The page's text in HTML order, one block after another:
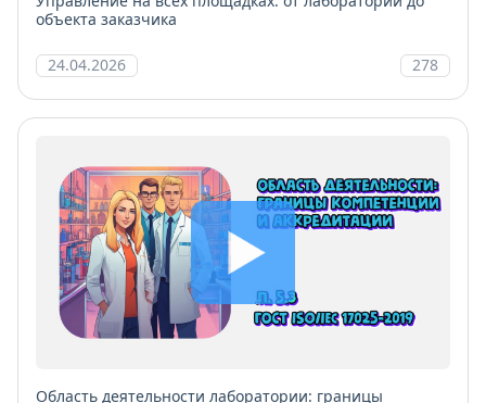
объекта заказчика
24.04.2026 278
Область деятельности лаборатории: границы